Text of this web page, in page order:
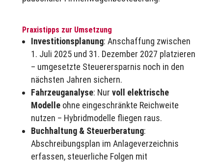
Praxistipps zur Umsetzung
Investitionsplanung: Anschaffung zwischen
1. Juli 2025 und 31. Dezember 2027 platzieren
– umgesetzte Steuerersparnis noch in den
nächsten Jahren sichern.
Fahrzeuganalyse: Nur voll elektrische
Modelleohne eingeschränkte Reichweite
nutzen – Hybridmodelle fliegen raus.
Buchhaltung & Steuerberatung:
Abschreibungsplan im Anlageverzeichnis
erfassen, steuerliche Folgen mit